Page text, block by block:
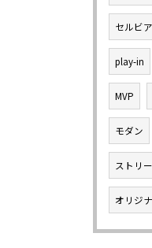
セルビア
play-in
MVP
モダン
ストリ
オリジ